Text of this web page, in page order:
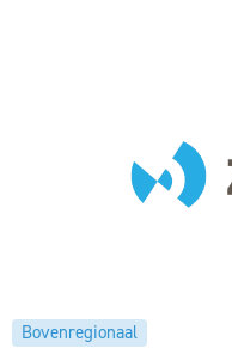
Bovenregionaal